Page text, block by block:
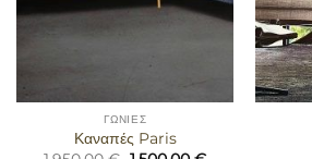
ΓΩΝΊΕΣ
Καναπές Paris